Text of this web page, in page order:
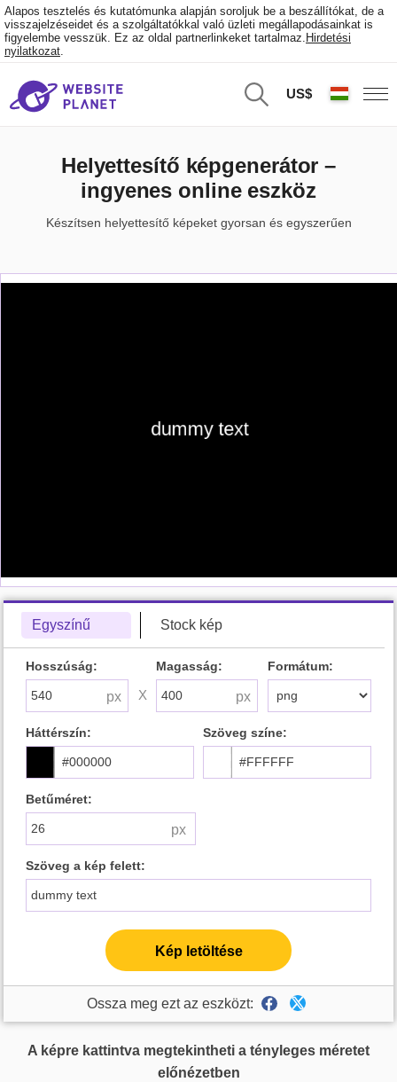
Alapos tesztelés és kutatómunka alapján soroljuk be a beszállítókat, de a
visszajelzéseidet és a szolgáltatókkal való üzleti megállapodásainkat is
figyelembe vesszük. Ez az oldal partnerlinkeket tartalmaz. Hirdetési
nyilatkozat.
US$
Helyettesítő képgenerátor –
ingyenes online eszköz
Készítsen helyettesítő képeket gyorsan és egyszerűen
Egyszínű Stock kép
Hosszúság:
X
Magasság: Formátum:
Háttérszín: Szöveg színe:
Betűméret:
Szöveg a kép felett:
Kép letöltése
Ossza meg ezt az eszközt:
A képre kattintva megtekintheti a tényleges méretet
előnézetben